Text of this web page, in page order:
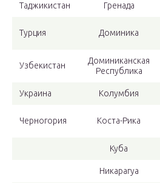
Таджикистан Гренада
Турция Доминика
Узбекистан
Доминиканская
Республика
Украина Колумбия
Черногория Коста-Рика
Куба
Никарагуа